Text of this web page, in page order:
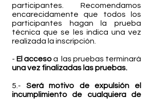
participantes. Recomendamos
encarecidamente que todos los
participantes hagan la prueba
técnica que se les indica una vez
realizada la inscripción.
- El accesoa las pruebas terminará
una vez finalizadas las pruebas.
5.- Será motivo de expulsión el
incumplimiento de cualquiera de